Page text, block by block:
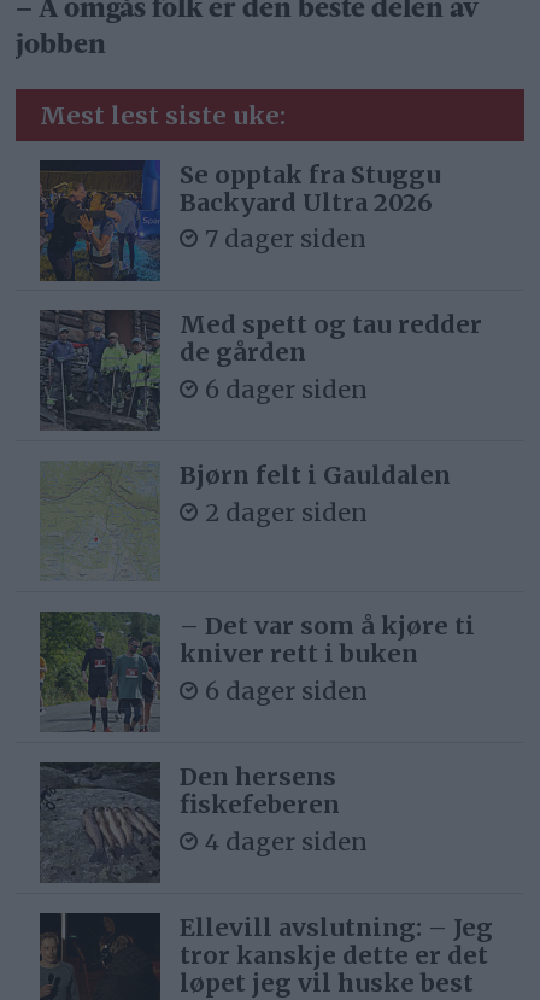
– Å omgås folk er den beste delen av
jobben
Mest lest siste uke:
Se opptak fra Stuggu
Backyard Ultra 2026
7 dager siden
Med spett og tau redder
de gården
6 dager siden
Bjørn felt i Gauldalen
2 dager siden
– Det var som å kjøre ti
kniver rett i buken
6 dager siden
Den hersens
fiskefeberen
4 dager siden
Ellevill avslutning: – Jeg
tror kanskje dette er det
løpet jeg vil huske best